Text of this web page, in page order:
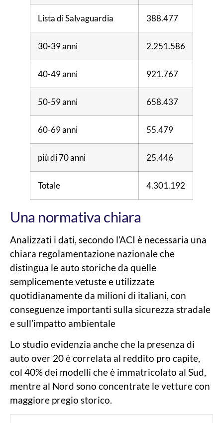
Lista di Salvaguardia 388.477
30-39 anni 2.251.586
40-49 anni 921.767
50-59 anni 658.437
60-69 anni 55.479
più di 70 anni 25.446
Totale 4.301.192
Una normativa chiara
Analizzati i dati, secondo l’ACI è necessaria una
chiara regolamentazione nazionale che
distingua le auto storiche da quelle
semplicemente vetuste e utilizzate
quotidianamente da milioni di italiani, con
conseguenze importanti sulla sicurezza stradale
e sull’impatto ambientale
Lo studio evidenzia anche che la presenza di
auto over 20 è correlata al reddito pro capite,
col 40% dei modelli che è immatricolato al Sud,
mentre al Nord sono concentrate le vetture con
maggiore pregio storico.